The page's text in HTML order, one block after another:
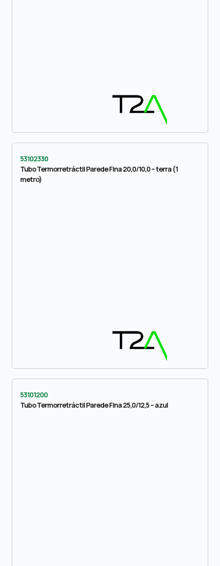
53102330
Tubo Termorretráctil Parede Fina 20,0/10,0 – terra (1
metro)
53101200
Tubo Termorretráctil Parede Fina 25,0/12,5 – azul